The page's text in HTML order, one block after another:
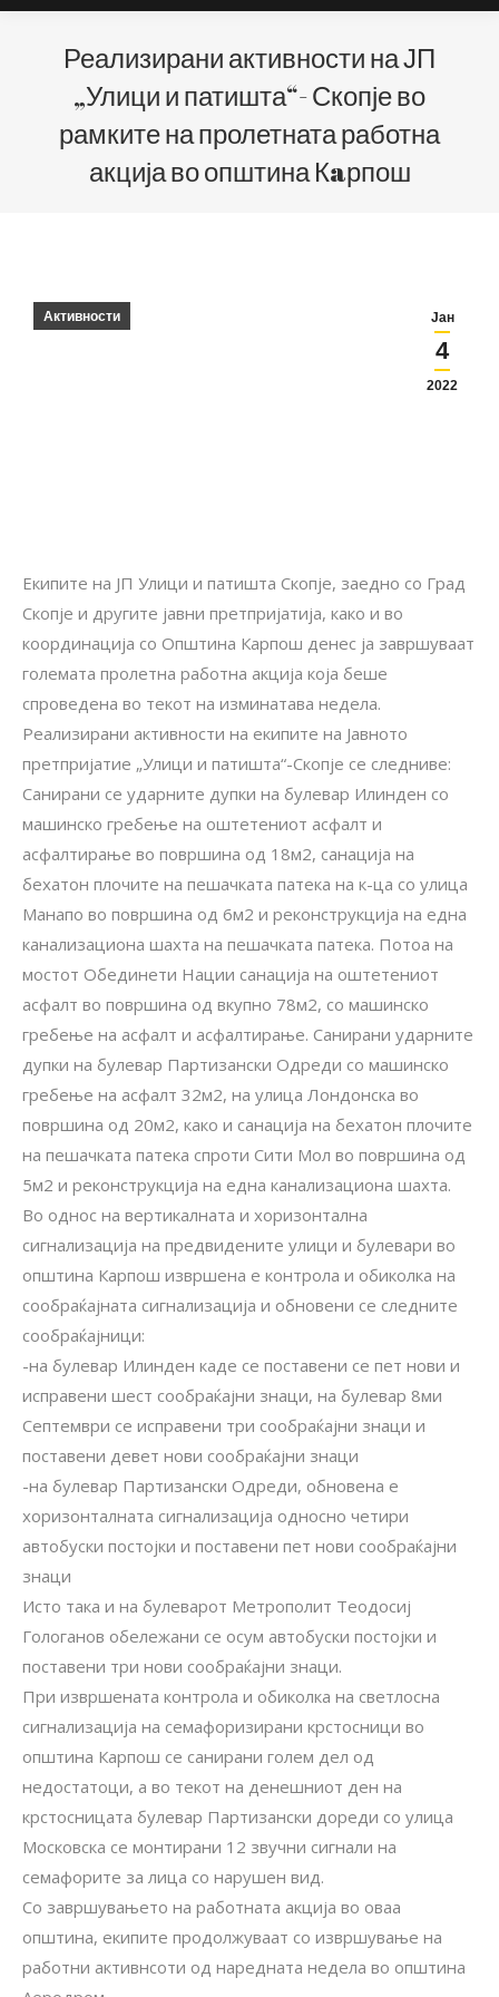
Реализирани активности на ЈП
„Улици и патишта“- Скопје во
рамките на пролетната работна
акција во општина Кaрпош
Јан
4
2022
Активности
Екипите на ЈП Улици и патишта Скопје, заедно со Град
Скопје и другите јавни претпријатија, како и во
координација со Општина Карпош денес ја завршуваат
големата пролетна работна акција која беше
спроведена во текот на изминатава недела.
Реализирани активности на екипите на Јавното
претпријатие „Улици и патишта“-Скопје се следниве:
Санирани се ударните дупки на булевар Илинден со
машинско гребење на оштетениот асфалт и
асфалтирање во површина од 18м2, санација на
бехатон плочите на пешачката патека на к-ца со улица
Манапо во површина од 6м2 и реконструкција на една
канализациона шахта на пешачката патека. Потоа на
мостот Обединети Нации санација на оштетениот
асфалт во површина од вкупно 78м2, со машинско
гребење на асфалт и асфалтирање. Санирани ударните
дупки на булевар Партизански Одреди со машинско
гребење на асфалт 32м2, на улица Лондонска во
површина од 20м2, како и санација на бехатон плочите
на пешачката патека спроти Сити Мол во површина од
5м2 и реконструкција на една канализациона шахта.
Во однос на вертикалната и хоризонтална
сигнализација на предвидените улици и булевари во
општина Карпош извршена е контрола и обиколка на
сообраќајната сигнализација и обновени се следните
сообраќајници:
-на булевар Илинден каде се поставени се пет нови и
исправени шест сообраќајни знаци, на булевар 8ми
Септември се исправени три сообраќајни знаци и
поставени девет нови сообраќајни знаци
-на булевар Партизански Одреди, обновена е
хоризонталната сигнализација односно четири
автобуски постојки и поставени пет нови сообраќајни
знаци
Исто така и на булеварот Метрополит Теодосиј
Гологанов обележани се осум автобуски постојки и
поставени три нови сообраќајни знаци.
При извршената контрола и обиколка на светлосна
сигнализација на семафоризирани крстосници во
општина Карпош се санирани голем дел од
недостатоци, а во текот на денешниот ден на
крстосницата булевар Партизански дореди со улица
Московска се монтирани 12 звучни сигнали на
семафорите за лица со нарушен вид.
Со завршувањето на работната акција во оваа
општина, екипите продолжуваат со извршување на
работни активнсоти од наредната недела во општина